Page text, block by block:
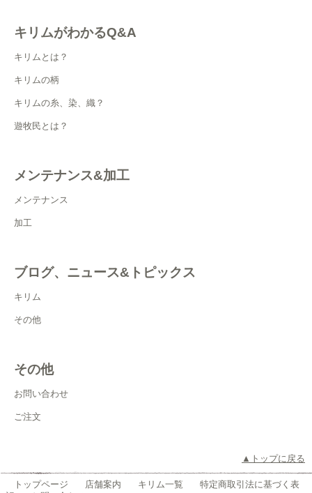
キリムがわかるQ&A
キリムとは？
キリムの柄
キリムの糸、染、織？
遊牧民とは？
メンテナンス&加工
メンテナンス
加工
ブログ、ニュース&トピックス
キリム
その他
その他
お問い合わせ
ご注文
▲トップに戻る
トップページ 店舗案内 キリム一覧
特定商取引法に基づく表